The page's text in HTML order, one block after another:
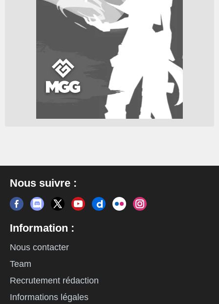
Nous suivre :
Information :
Nous contacter
Team
Recrutement rédaction
Informations légales